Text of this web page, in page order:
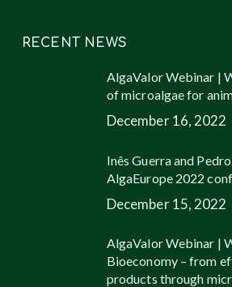
RECENT NEWS
AlgaValor Webinar |
of microalgae for
December 16, 2022
Inês Guerra and
AlgaEurope 2022
December 15, 2022
AlgaValor Webinar |
Bioeconomy – from
products through